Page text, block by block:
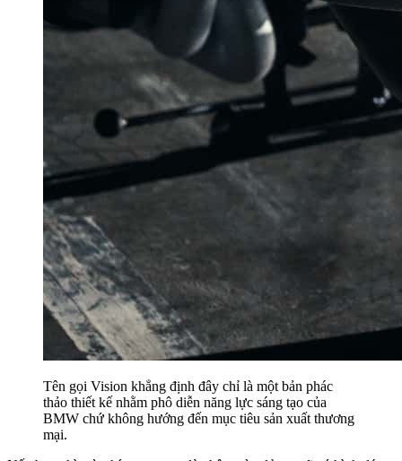
Tên gọi Vision khẳng định đây chỉ là một bản phác
thảo thiết kế nhằm phô diễn năng lực sáng tạo của
BMW chứ không hướng đến mục tiêu sản xuất thương
mại.